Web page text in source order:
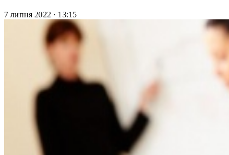
7 липня 2022 · 13:15